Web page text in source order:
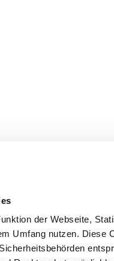
der Webseite,
Umfang nutzen.